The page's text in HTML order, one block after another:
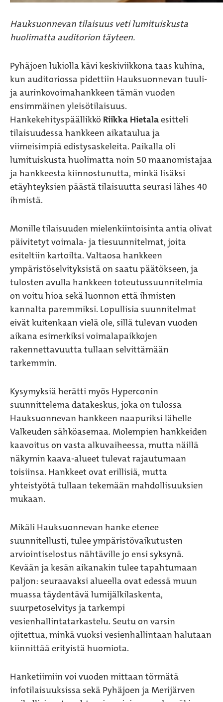
Hauksuonnevan tilaisuus veti lumituiskusta
huolimatta auditorion täyteen.
Pyhäjoen lukiolla kävi keskiviikkona taas kuhina,
kun auditoriossa pidettiin Hauksuonnevan tuuli-
ja aurinkovoimahankkeen tämän vuoden
ensimmäinen yleisötilaisuus.
Hankekehityspäällikkö Riikka Hietalaesitteli
tilaisuudessa hankkeen aikataulua ja
viimeisimpiä edistysaskeleita. Paikalla oli
lumituiskusta huolimatta noin 50 maanomistajaa
ja hankkeesta kiinnostunutta, minkä lisäksi
etäyhteyksien päästä tilaisuutta seurasi lähes 40
ihmistä.
Monille tilaisuuden mielenkiintoisinta antia olivat
päivitetyt voimala- ja tiesuunnitelmat, joita
esiteltiin kartoilta. Valtaosa hankkeen
ympäristöselvityksistä on saatu päätökseen, ja
tulosten avulla hankkeen toteutussuunnitelmia
on voitu hioa sekä luonnon että ihmisten
kannalta paremmiksi. Lopullisia suunnitelmat
eivät kuitenkaan vielä ole, sillä tulevan vuoden
aikana esimerkiksi voimalapaikkojen
rakennettavuutta tullaan selvittämään
tarkemmin.
Kysymyksiä herätti myös Hyperconin
suunnittelema datakeskus, joka on tulossa
Hauksuonnevan hankkeen naapuriksi lähelle
Valkeuden sähköasemaa. Molempien hankkeiden
kaavoitus on vasta alkuvaiheessa, mutta näillä
näkymin kaava-alueet tulevat rajautumaan
toisiinsa. Hankkeet ovat erillisiä, mutta
yhteistyötä tullaan tekemään mahdollisuuksien
mukaan.
Mikäli Hauksuonnevan hanke etenee
suunnitellusti, tulee ympäristövaikutusten
arviointiselostus nähtäville jo ensi syksynä.
Kevään ja kesän aikanakin tulee tapahtumaan
paljon: seuraavaksi alueella ovat edessä muun
muassa täydentävä lumijälkilaskenta,
suurpetoselvitys ja tarkempi
vesienhallintatarkastelu. Seutu on varsin
ojitettua, minkä vuoksi vesienhallintaan halutaan
kiinnittää erityistä huomiota.
Hanketiimiin voi vuoden mittaan törmätä
infotilaisuuksissa sekä Pyhäjoen ja Merijärven